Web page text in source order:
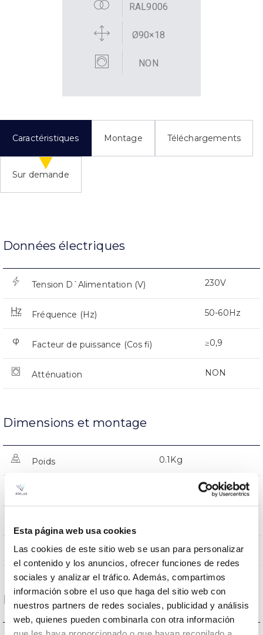
Esta página web usa cookies
Las cookies de este sitio web se usan para personalizar
el contenido y los anuncios, ofrecer funciones de redes
sociales y analizar el tráfico. Además, compartimos
información sobre el uso que haga del sitio web con
nuestros partners de redes sociales, publicidad y análisis
web, quienes pueden combinarla con otra información
RAL9006
Ø90×18
NON
Caractéristiques Montage Téléchargements
Sur demande
Données électriques
Tension D`Alimentation (V) 230V
Fréquence (Hz) 50-60Hz
Facteur de puissance (Cos fi) ≥0,9
Atténuation NON
Dimensions et montage
Poids 0.1Kg
Ø90x18mm
Éclairage Directa
Données optiques